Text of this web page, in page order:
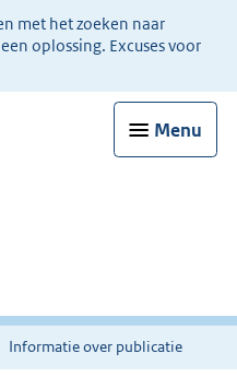
met het zoeken naar
oplossing. Excuses voor
Menu
Informatie over publicatie